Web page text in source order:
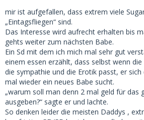
mir ist aufgefallen, dass extrem viele
„Eintagsfliegen“ sind.
Das Interesse wird aufrecht erhalten bis
gehts weiter zum nächsten Babe.
Ein Sd mit dem ich mich mal sehr gut
einem essen erzählt, dass selbst wenn
die sympathie und die Erotik passt, er
mal wieder ein neues Babe sucht.
„warum soll man denn 2 mal geld für das
ausgeben?“ sagte er und lachte.
So denken leider die meisten Daddys ,